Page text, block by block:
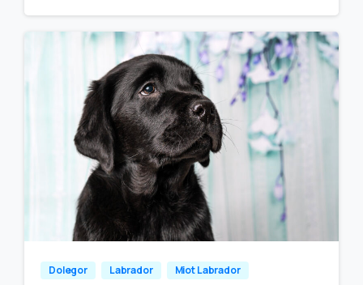
Dolegor Labrador Miot Labrador